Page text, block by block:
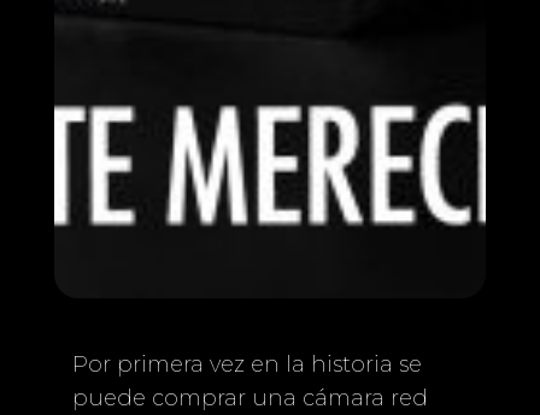
Por primera vez en la historia se
puede comprar una cámara red